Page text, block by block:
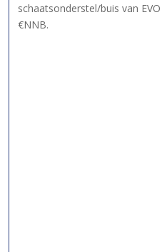
schaatsonderstel/buis van
€NNB.